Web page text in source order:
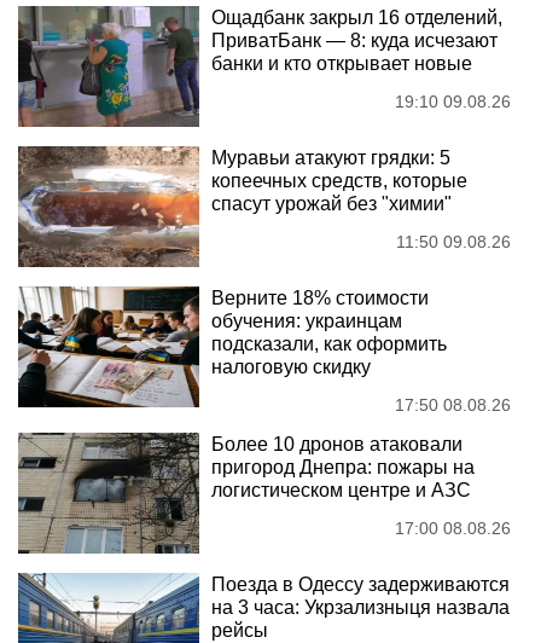
Ощадбанк закрыл 16 отделений,
ПриватБанк — 8: куда исчезают
банки и кто открывает новые
19:10 09.08.26
Муравьи атакуют грядки: 5
копеечных средств, которые
спасут урожай без "химии"
11:50 09.08.26
Верните 18% стоимости
обучения: украинцам
подсказали, как оформить
налоговую скидку
17:50 08.08.26
Более 10 дронов атаковали
пригород Днепра: пожары на
логистическом центре и АЗС
17:00 08.08.26
Поезда в Одессу задерживаются
на 3 часа: Укрзализныця назвала
рейсы